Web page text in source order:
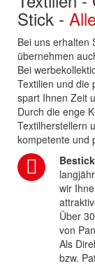
Stick -
Bei uns erhalten
übernehmen
Bei
Textilien und die
spart Ihnen Zeit
Durch die enge
Textilherstellern
kompetente und
wir
Über
von
Als
bzw.